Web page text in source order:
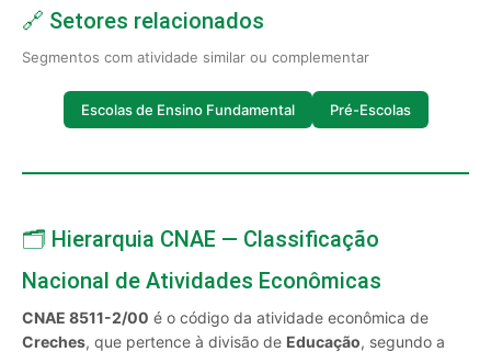
🔗 Setores relacionados
Segmentos com atividade similar ou complementar
Escolas de Ensino Fundamental Pré-Escolas
🗂️ Hierarquia CNAE — Classificação
Nacional de Atividades Econômicas
CNAE 8511-2/00 é o código da atividade econômica de
Creches, que pertence à divisão de Educação, segundo a